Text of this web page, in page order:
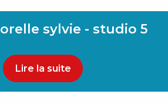
sylvie - studio 5
Lire la suite